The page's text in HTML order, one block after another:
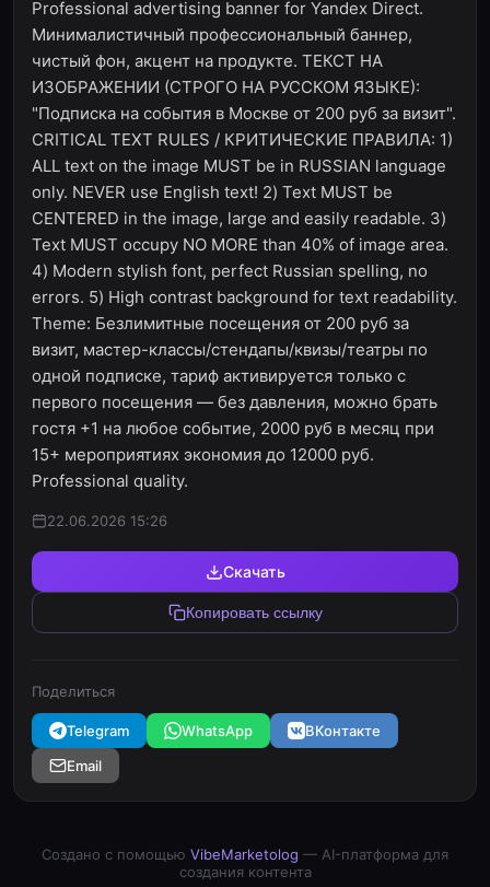
Professional advertising banner for Yandex Direct.
Минималистичный профессиональный баннер,
чистый фон, акцент на продукте. ТЕКСТ НА
ИЗОБРАЖЕНИИ (СТРОГО НА РУССКОМ ЯЗЫКЕ):
"Подписка на события в Москве от 200 руб за визит".
CRITICAL TEXT RULES / КРИТИЧЕСКИЕ ПРАВИЛА: 1)
ALL text on the image MUST be in RUSSIAN language
only. NEVER use English text! 2) Text MUST be
CENTERED in the image, large and easily readable. 3)
Text MUST occupy NO MORE than 40% of image area.
4) Modern stylish font, perfect Russian spelling, no
errors. 5) High contrast background for text readability.
Theme: Безлимитные посещения от 200 руб за
визит, мастер-классы/стендапы/квизы/театры по
одной подписке, тариф активируется только с
первого посещения — без давления, можно брать
гостя +1 на любое событие, 2000 руб в месяц при
15+ мероприятиях экономия до 12000 руб.
Professional quality.
22.06.2026 15:26
Скачать
Копировать ссылку
Поделиться
Telegram WhatsApp
ВКонтакте
Email
Создано с помощью VibeMarketolog — AI-платформа для
создания контента